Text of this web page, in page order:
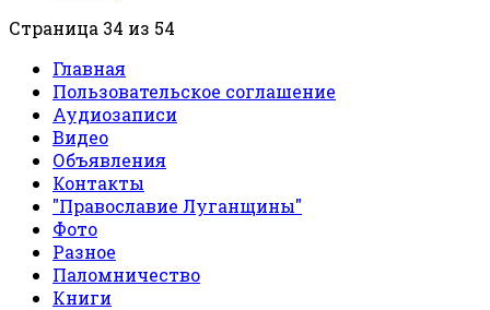
Страница 34 из 54
Главная
Пользовательское соглашение
Аудиозаписи
Видео
Объявления
Контакты
"Православие Луганщины"
Фото
Разное
Паломничество
Книги